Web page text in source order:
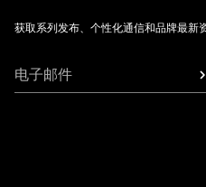
获取系列发布、个性化通信和品牌最新
电子邮件